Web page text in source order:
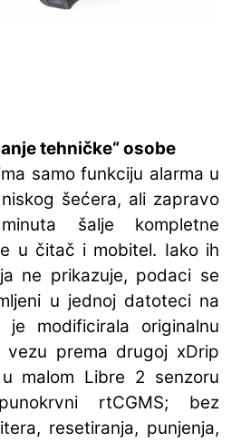
tehničke“ osobe
samo funkciju alarma u
šećera, ali zapravo
šalje kompletne
u čitač i mobitel. Iako ih
ne prikazuje, podaci se
u jednoj datoteci na
je modificirala originalnu
vezu prema drugoj xDrip
malom Libre 2 senzoru
rtCGMS; bez
resetiranja, punjenja,